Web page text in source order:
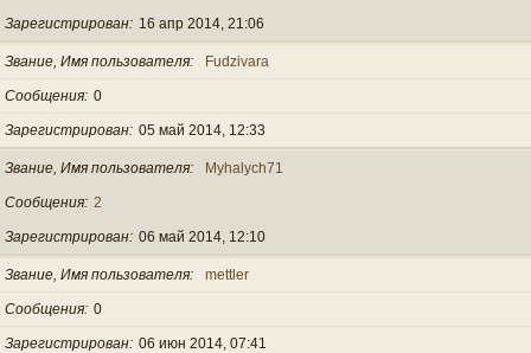
Зарегистрирован 16 апр 2014, 21:06
Звание, Имя пользователя Fudzivara
Сообщения 0
Зарегистрирован 05 май 2014, 12:33
Звание, Имя пользователя Myhalych71
Сообщения 2
Зарегистрирован 06 май 2014, 12:10
Звание, Имя пользователя mettler
Сообщения 0
Зарегистрирован 06 июн 2014, 07:41